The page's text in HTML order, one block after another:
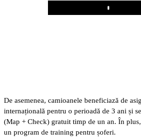
Play
De asemenea, camioanele beneficiază de
internațională pentru o perioadă de 3 ani și
(Map + Check) gratuit timp de un an. În
un program de training pentru șoferi.